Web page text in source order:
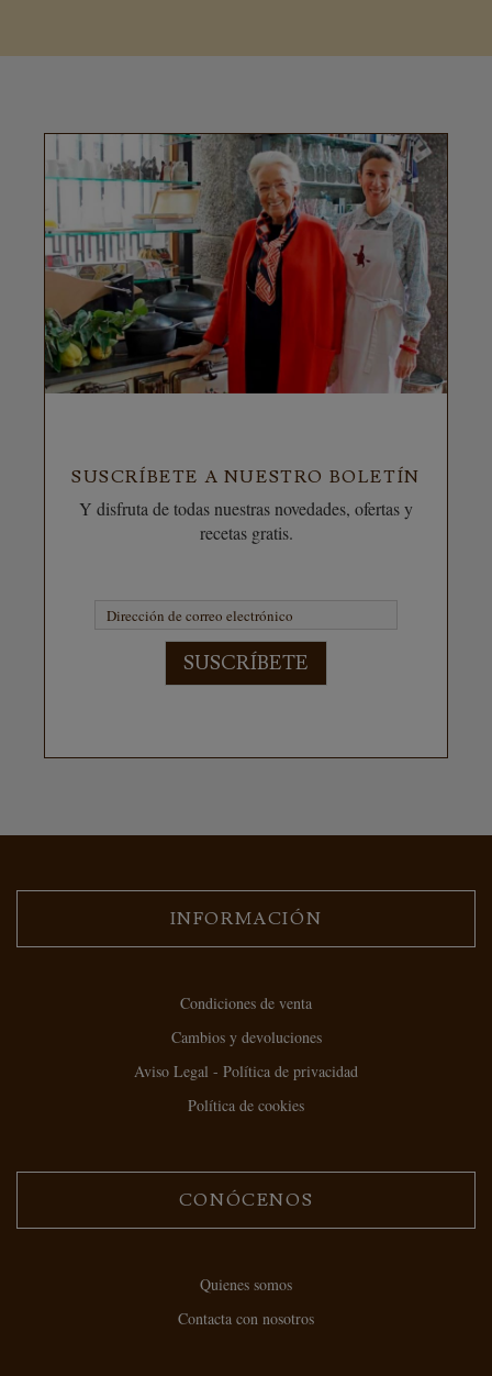
SUSCRÍBETE A NUESTRO BOLETÍN
Y disfruta de todas nuestras novedades, ofertas y
recetas gratis.
SUSCRÍBETE
INFORMACIÓN
Condiciones de venta
Cambios y devoluciones
Aviso Legal - Política de privacidad
Política de cookies
CONÓCENOS
Quienes somos
Contacta con nosotros